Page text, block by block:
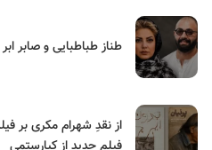
طناز طباطبایی و صابر
از نقدِ شهرام مکری بر